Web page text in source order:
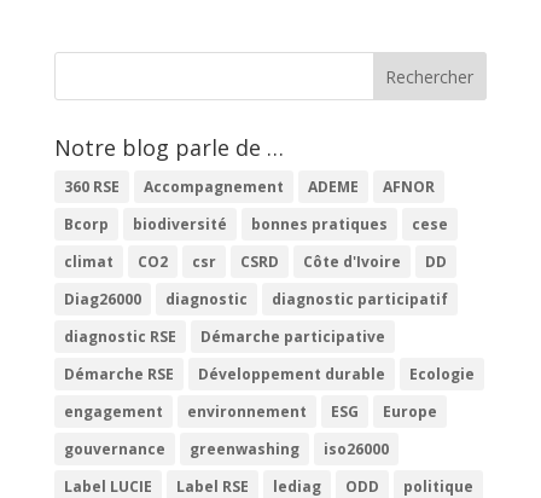
Notre blog parle de …
360 RSE Accompagnement ADEME
AFNOR
Bcorp
biodiversité bonnes pratiques
cese
climat
CO2 csr CSRD Côte d'Ivoire
DD
Diag26000
diagnostic
diagnostic participatif
diagnostic RSE
Démarche participative
Démarche RSE
Développement durable
Ecologie
engagement
environnement ESG
Europe
gouvernance
greenwashing
iso26000
Label LUCIE
Label RSE lediag ODD
politique